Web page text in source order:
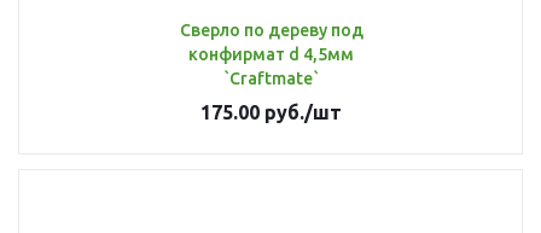
Сверло по дереву под
конфирмат d 4,5мм
`Craftmate`
175.00 руб./шт